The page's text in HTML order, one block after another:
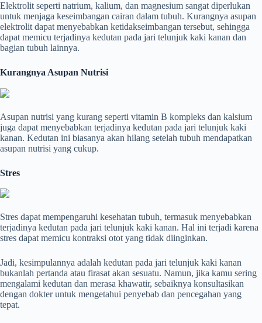
Elektrolit seperti natrium, kalium, dan magnesium sangat diperlukan
untuk menjaga keseimbangan cairan dalam tubuh. Kurangnya asupan
elektrolit dapat menyebabkan ketidakseimbangan tersebut, sehingga
dapat memicu terjadinya kedutan pada jari telunjuk kaki kanan dan
bagian tubuh lainnya.
Kurangnya Asupan Nutrisi
Asupan nutrisi yang kurang seperti vitamin B kompleks dan kalsium
juga dapat menyebabkan terjadinya kedutan pada jari telunjuk kaki
kanan. Kedutan ini biasanya akan hilang setelah tubuh mendapatkan
asupan nutrisi yang cukup.
Stres
Stres dapat mempengaruhi kesehatan tubuh, termasuk menyebabkan
terjadinya kedutan pada jari telunjuk kaki kanan. Hal ini terjadi karena
stres dapat memicu kontraksi otot yang tidak diinginkan.
Jadi, kesimpulannya adalah kedutan pada jari telunjuk kaki kanan
bukanlah pertanda atau firasat akan sesuatu. Namun, jika kamu sering
mengalami kedutan dan merasa khawatir, sebaiknya konsultasikan
dengan dokter untuk mengetahui penyebab dan pencegahan yang
tepat.